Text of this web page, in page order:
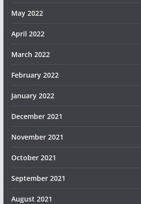
May 2022
April 2022
March 2022
February 2022
January 2022
December 2021
November 2021
October 2021
September 2021
August 2021